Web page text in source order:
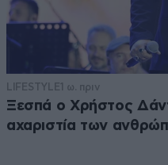
LIFESTYLE1 ω. πριν
Ξεσπά ο Χρήστος
αχαριστία των